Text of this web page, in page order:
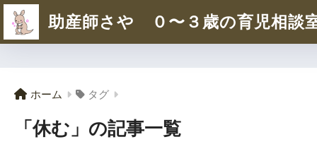
助産師さや ０〜３歳の育児相談
ホーム タグ
「休む」の記事一覧